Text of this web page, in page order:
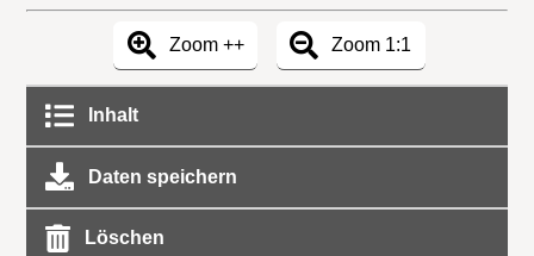
Zoom ++ Zoom 1:1
Inhalt
Daten speichern
Löschen